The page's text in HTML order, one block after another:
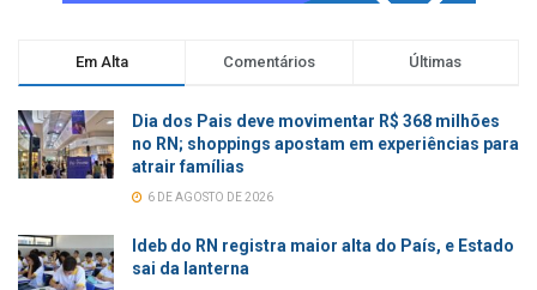
Em Alta Comentários Últimas
Dia dos Pais deve movimentar R$ 368 milhões
no RN; shoppings apostam em experiências para
atrair famílias
6 DE AGOSTO DE 2026
Ideb do RN registra maior alta do País, e Estado
sai da lanterna